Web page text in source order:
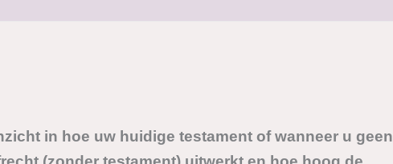
in hoe uw huidige testament of wanneer u geen